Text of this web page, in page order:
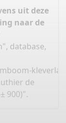
uit deze
naar de
database,
de
900)".